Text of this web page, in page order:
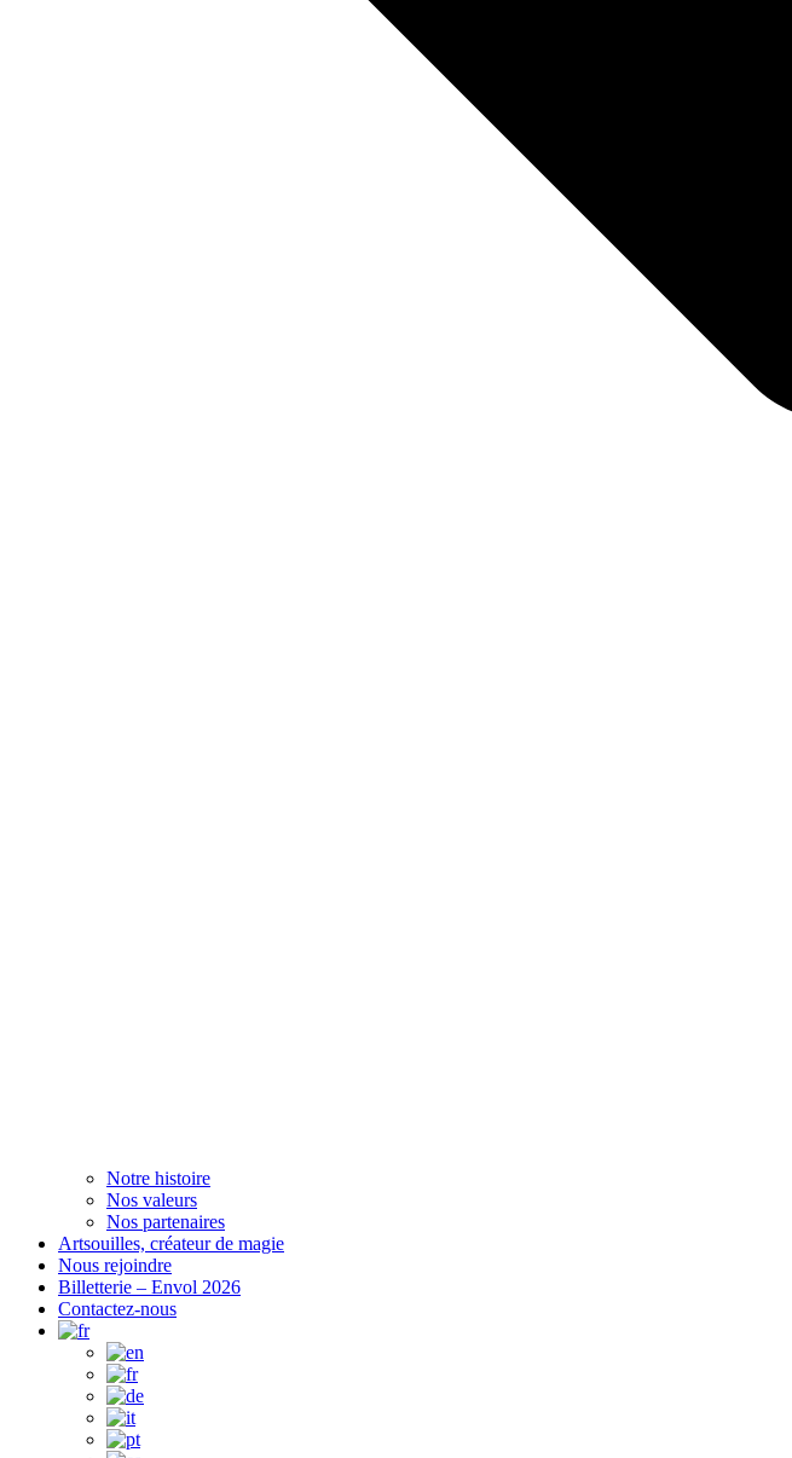
Notre histoire
Nos valeurs
Nos partenaires
Artsouilles, créateur de magie
Nous rejoindre
Billetterie – Envol 2026
Contactez-nous